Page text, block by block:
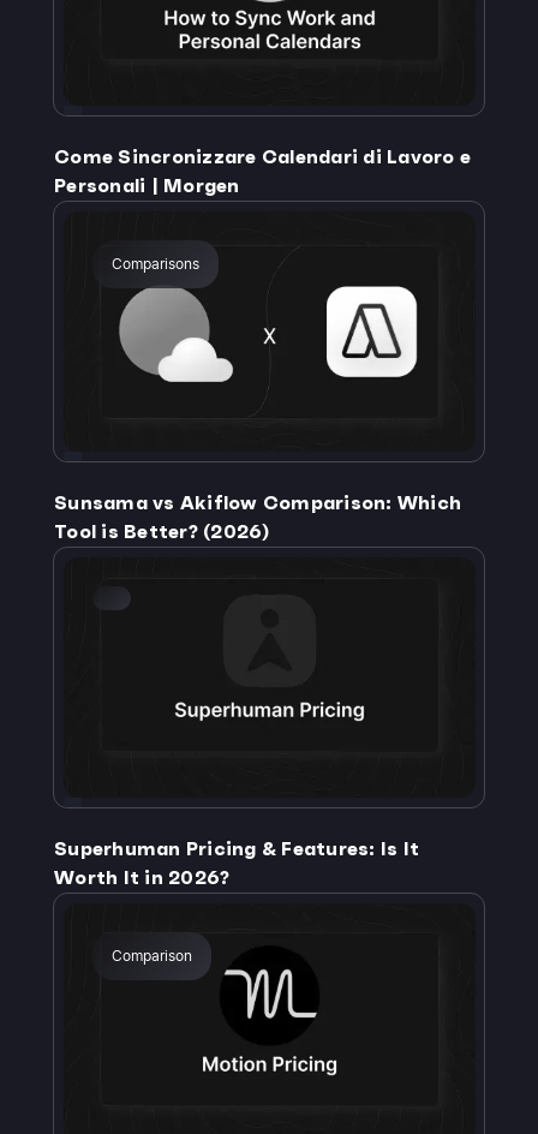
Come Sincronizzare Calendari di Lavoro e
Personali | Morgen
Comparisons
Sunsama vs Akiflow Comparison: Which
Tool is Better? (2026)
Superhuman Pricing & Features: Is It
Worth It in 2026?
Comparison